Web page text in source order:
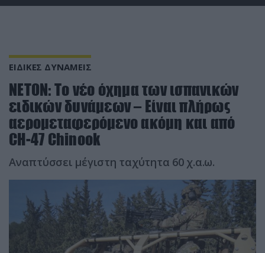
ΕΙΔΙΚΕΣ ΔΥΝΑΜΕΙΣ
ΝΕΤΟΝ: Το νέο όχημα των ισπανικών
ειδικών δυνάμεων – Είναι πλήρως
αερομεταφερόμενο ακόμη και από
CH-47 Chinook
Αναπτύσσει μέγιστη ταχύτητα 60 χ.α.ω.